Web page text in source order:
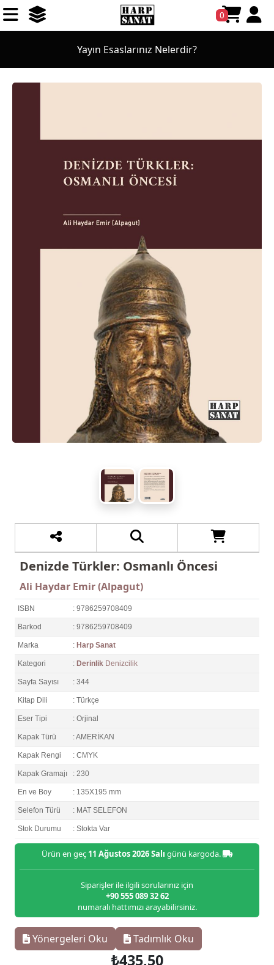
0
Yayın Esaslarınız Nelerdir?
Denizde Türkler: Osmanlı Öncesi
Ali Haydar Emir (Alpagut)
ISBN : 9786259708409
Barkod : 9786259708409
Marka : Harp Sanat
Kategori : Derinlik Denizcilik
Sayfa Sayısı : 344
Kitap Dili : Türkçe
Eser Tipi : Orjinal
Kapak Türü : AMERİKAN
Kapak Rengi : CMYK
Kapak Gramajı : 230
En ve Boy : 135X195 mm
Selefon Türü : MAT SELEFON
Stok Durumu : Stokta Var
Ürün en geç 11 Ağustos 2026 Salı günü kargoda.
Siparişler ile ilgili sorularınız için
+90 555 089 32 62
numaralı hattımızı arayabilirsiniz.
Yönergeleri Oku Tadımlık Oku
₺435,50